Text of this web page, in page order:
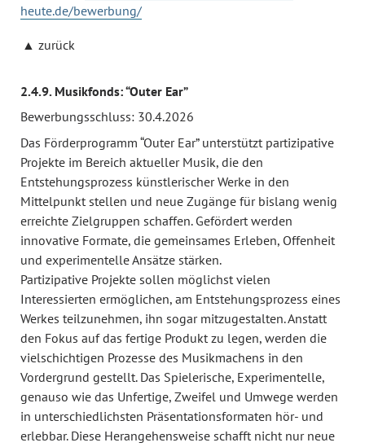
heute.de/bewerbung/
zurück
2.4.9. Musikfonds: “Outer Ear”
Bewerbungsschluss: 30.4.2026
Das Förderprogramm “Outer Ear” unterstützt partizipative
Projekte im Bereich aktueller Musik, die den
Entstehungsprozess künstlerischer Werke in den
Mittelpunkt stellen und neue Zugänge für bislang wenig
erreichte Zielgruppen schaffen. Gefördert werden
innovative Formate, die gemeinsames Erleben, Offenheit
und experimentelle Ansätze stärken.
Partizipative Projekte sollen möglichst vielen
Interessierten ermöglichen, am Entstehungsprozess eines
Werkes teilzunehmen, ihn sogar mitzugestalten. Anstatt
den Fokus auf das fertige Produkt zu legen, werden die
vielschichtigen Prozesse des Musikmachens in den
Vordergrund gestellt. Das Spielerische, Experimentelle,
genauso wie das Unfertige, Zweifel und Umwege werden
in unterschiedlichsten Präsentationsformaten hör- und
erlebbar. Diese Herangehensweise schafft nicht nur neue